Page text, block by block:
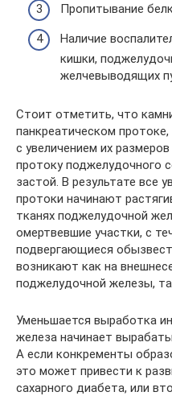
Пропитывание
Наличие
кишки,
желчевыводящих
Стоит отметить, что
панкреатическом
с увеличением их
протоку поджелудочного
застой. В результате все
протоки начинают
тканях поджелудочной
омертвевшие участки, с
подвергающиеся
возникают как на
поджелудочной железы,
Уменьшается выработка
железа начинает
А если конкременты
это может привести к
сахарного диабета, или